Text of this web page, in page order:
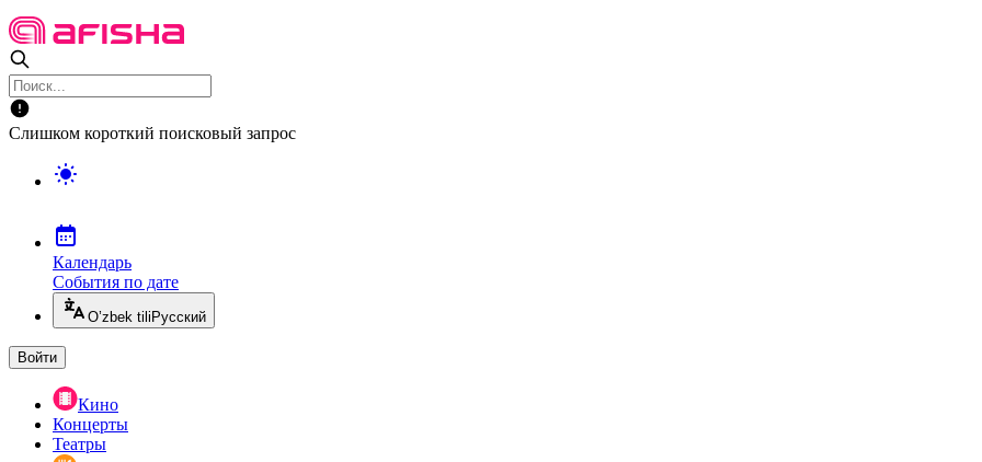
Слишком короткий поисковый запрос
Календарь
События по дате
O’zbek tili Русский
Войти
Кино
Концерты
Театры